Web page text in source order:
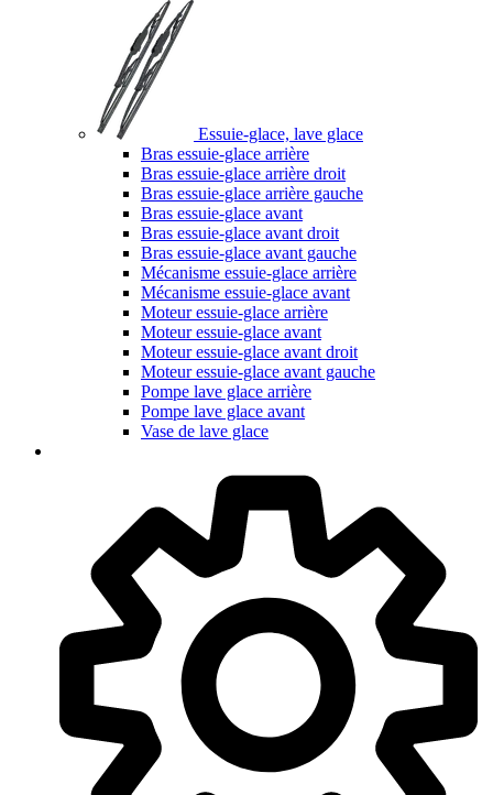
Essuie-glace, lave glace
Bras essuie-glace arrière
Bras essuie-glace arrière droit
Bras essuie-glace arrière gauche
Bras essuie-glace avant
Bras essuie-glace avant droit
Bras essuie-glace avant gauche
Mécanisme essuie-glace arrière
Mécanisme essuie-glace avant
Moteur essuie-glace arrière
Moteur essuie-glace avant
Moteur essuie-glace avant droit
Moteur essuie-glace avant gauche
Pompe lave glace arrière
Pompe lave glace avant
Vase de lave glace